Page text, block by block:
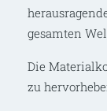
gesamten
Die
zu